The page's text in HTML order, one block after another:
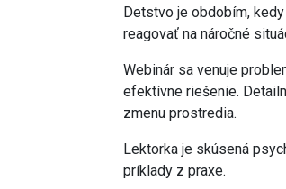
Detstvo je obdobím,
reagovať na náročné
Webinár sa venuje
efektívne riešenie.
zmenu prostredia.
Lektorka je skúsená
príklady z praxe.